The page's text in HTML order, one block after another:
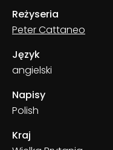
Reżyseria
Peter Cattaneo
Język
angielski
Napisy
Polish
Kraj